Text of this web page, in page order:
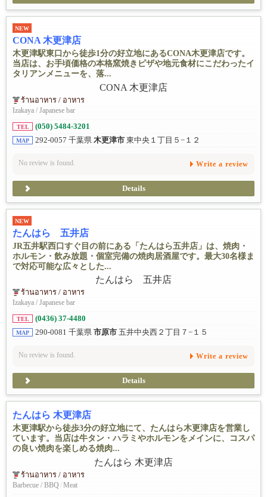
NEW
CONA 木更津店
木更津駅東口から徒歩1分の好立地にあるCONA木更津店です。
当店は、お手頃価格の本格窯焼きピザや地元食材にこだわったイ
タリアンメニューを、落...
ร้านอาหาร / อาหาร
Izakaya / Japanese bar
TEL (050) 5484-3201
MAP 292-0057 千葉県 木更津市 東中央１丁目５−１２
No review is found. Write a review
Details
NEW
たんはら 五井店
JR五井駅西口すぐ目の前にある「たんはら五井店」は、焼肉・
ホルモン・飲み放題・個室完備の焼肉居酒屋です。最大30名様ま
で対応可能な広々とした...
ร้านอาหาร / อาหาร
Izakaya / Japanese bar
TEL (0436) 37-4480
MAP 290-0081 千葉県 市原市 五井中央西２丁目７−１５
No review is found. Write a review
Details
たんはら 木更津店
木更津駅から徒歩3分の好立地にて、たんはら木更津店を営業し
ています。当店は牛タン・ハラミやホルモンをメインに、コスパ
の良い焼肉を楽しめる焼肉...
ร้านอาหาร / อาหาร
Barbecue / BBQ /Meat